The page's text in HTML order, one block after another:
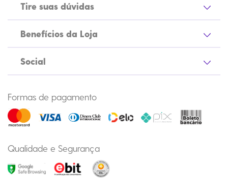
Tire suas dúvidas
Benefícios da Loja
Social
Formas de pagamento
Qualidade e Segurança